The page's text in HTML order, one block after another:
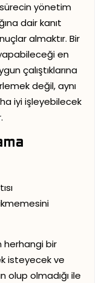
yönetim
dair kanıt
almaktır. Bir
en
çalıştıklarına
değil, aynı
iyi işleyebilecek
herhangi bir
isteyecek ve
olup olmadığı ile